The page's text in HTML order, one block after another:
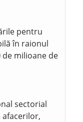
pentru
în raionul
milioane de
sectorial